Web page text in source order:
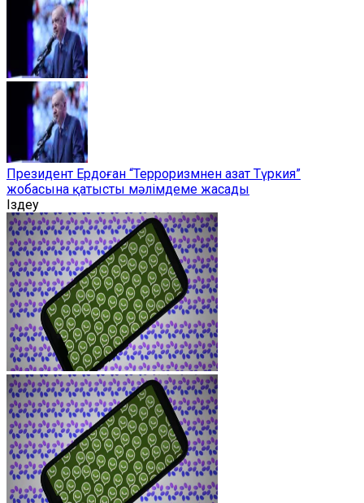
Президент Ердоған “Терроризмнен азат Түркия”
жобасына қатысты мәлімдеме жасады
Іздеу